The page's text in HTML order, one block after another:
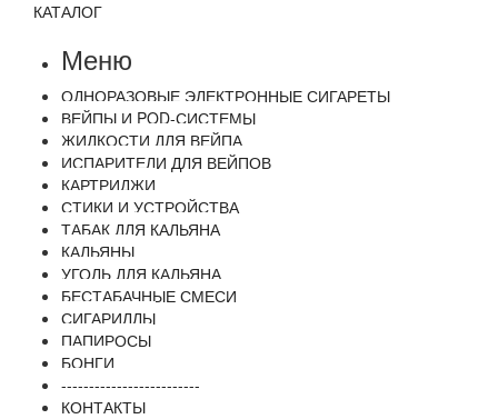
КАТАЛОГ
Меню
ОДНОРАЗОВЫЕ ЭЛЕКТРОННЫЕ СИГАРЕТЫ
ВЕЙПЫ И POD-СИСТЕМЫ
ЖИДКОСТИ ДЛЯ ВЕЙПА
ИСПАРИТЕЛИ ДЛЯ ВЕЙПОВ
КАРТРИДЖИ
СТИКИ И УСТРОЙСТВА
ТАБАК ДЛЯ КАЛЬЯНА
КАЛЬЯНЫ
УГОЛЬ ДЛЯ КАЛЬЯНА
БЕСТАБАЧНЫЕ СМЕСИ
СИГАРИЛЛЫ
ПАПИРОСЫ
БОНГИ
-------------------------
КОНТАКТЫ